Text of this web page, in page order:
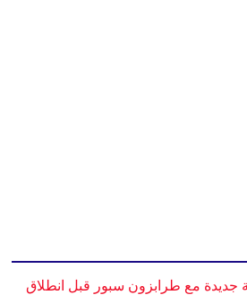
جديدة مع طرابزون سبور قبل انطلاق